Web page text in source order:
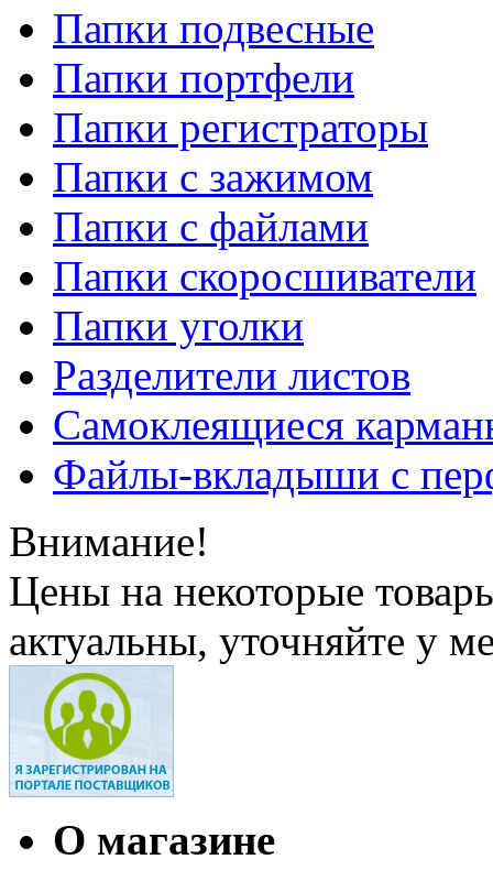
Папки подвесные
Папки портфели
Папки регистраторы
Папки с зажимом
Папки с файлами
Папки скоросшиватели
Папки уголки
Разделители листов
Самоклеящиеся
Файлы-вкладыши с
Внимание!
Цены на некоторые
актуальны, уточняйте у
О магазине